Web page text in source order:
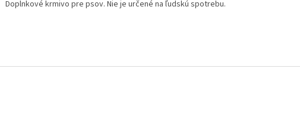
Doplnkové krmivo pre psov. Nie je určené na ľudskú spotrebu.